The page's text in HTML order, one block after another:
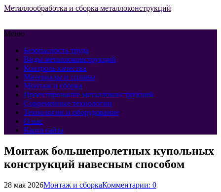
Металлообработка и сборка металлоконструкций
Меню
Безопасность труда
Виды металлоконструкций
Контроль качества
Материалы и сплавы
Монтаж и сборка
Проектирование металлоконструкций
Современные технологии
Технологии и оборудование
О нас
Карта сайта
Монтаж большепролетных купольных
конструкций навесным способом
28 мая 2026Монтаж и сборкаКомментарии: 0